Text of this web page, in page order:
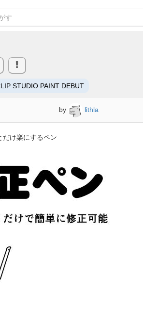
STUDIO PAINT DEBUT
by lithla
だけ楽にするペン